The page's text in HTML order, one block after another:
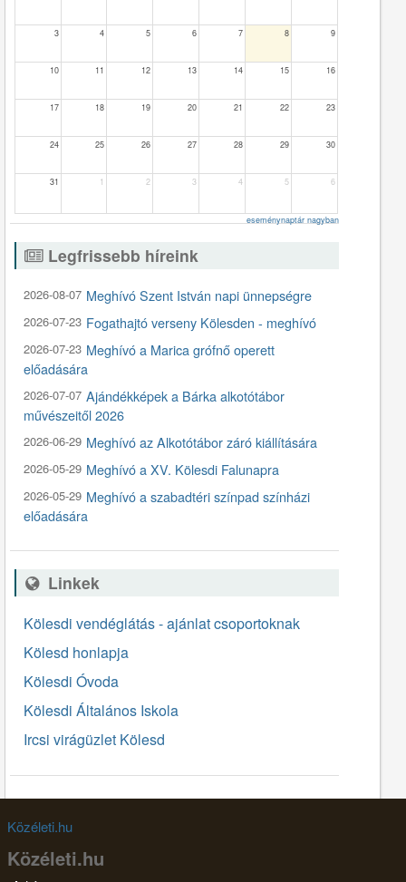
3 4 5 6 7 8 9
10 11 12 13 14 15 16
17 18 19 20 21 22 23
24 25 26 27 28 29 30
31 1 2 3 4 5 6
eseménynaptár nagyban
Legfrissebb híreink
2026-08-07 Meghívó Szent István napi ünnepségre
2026-07-23 Fogathajtó verseny Kölesden - meghívó
2026-07-23 Meghívó a Marica grófnő operett
előadására
2026-07-07 Ajándékképek a Bárka alkotótábor
művészeitől 2026
2026-06-29 Meghívó az Alkotótábor záró kiállítására
2026-05-29 Meghívó a XV. Kölesdi Falunapra
2026-05-29 Meghívó a szabadtéri színpad színházi
előadására
Linkek
Kölesdi vendéglátás - ajánlat csoportoknak
Kölesd honlapja
Kölesdi Óvoda
Kölesdi Általános Iskola
Ircsi virágüzlet Kölesd
Közéleti.hu
Közéleti.hu